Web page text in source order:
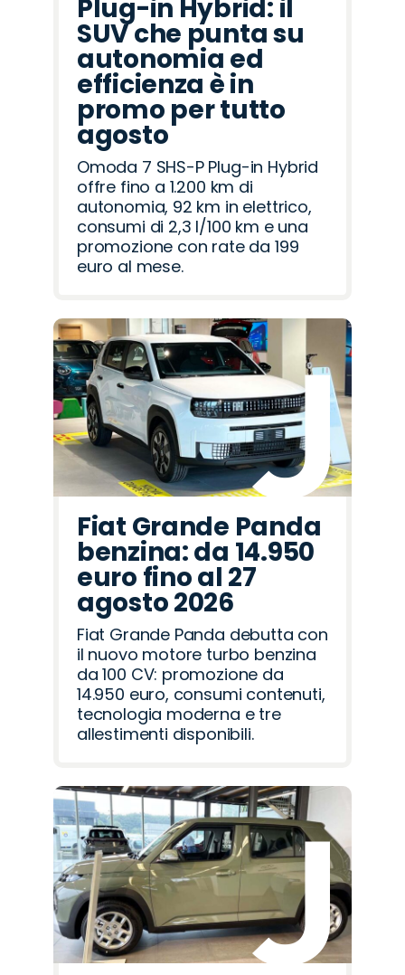
Plug-in Hybrid: il
SUV che punta su
autonomia ed
efficienza è in
promo per tutto
agosto
Omoda 7 SHS-P Plug-in Hybrid
offre fino a 1.200 km di
autonomia, 92 km in elettrico,
consumi di 2,3 l/100 km e una
promozione con rate da 199
euro al mese.
Fiat Grande Panda
benzina: da 14.950
euro fino al 27
agosto 2026
Fiat Grande Panda debutta con
il nuovo motore turbo benzina
da 100 CV: promozione da
14.950 euro, consumi contenuti,
tecnologia moderna e tre
allestimenti disponibili.